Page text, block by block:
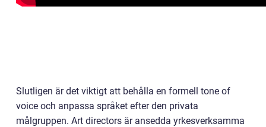
Slutligen är det viktigt att behålla en formell tone of
voice och anpassa språket efter den privata
målgruppen. Art directors är ansedda yrkesverksamma